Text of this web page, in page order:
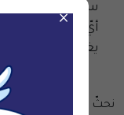
سجناء داخل
أيّ مبرر على
يغتفر".
نحثّ السلطات
×